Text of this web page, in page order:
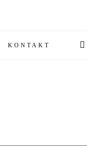
KONTAKT